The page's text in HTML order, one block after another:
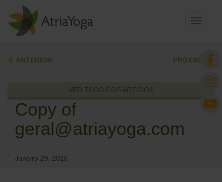
Toggle
ANTERIOR PRÓXIMO
VER TODOS OS ARTIGOS
Copy of
geral@atriayoga.com
Janeiro 29, 2026